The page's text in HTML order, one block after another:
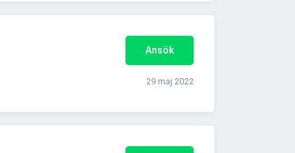
Ansök
29 maj 2022